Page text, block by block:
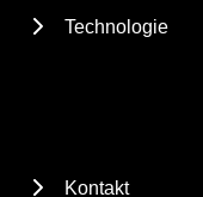
Technologie
Kontakt